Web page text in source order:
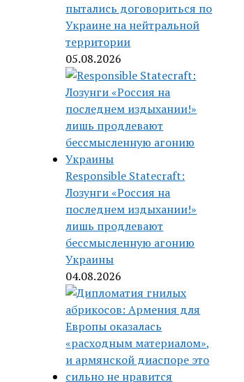
пытались договориться по
Украине на нейтральной
территории
05.08.2026
Responsible Statecraft:
Лозунги «Россия на
последнем издыхании!»
лишь продлевают
бессмысленную агонию
Украины
04.08.2026